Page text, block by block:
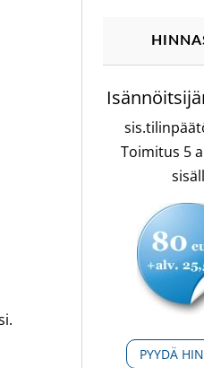
Toimitus 5
PYYDÄ